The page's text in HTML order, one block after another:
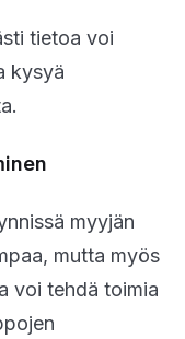
tietoa voi
kysyä
myyjän
mutta myös
voi tehdä toimia